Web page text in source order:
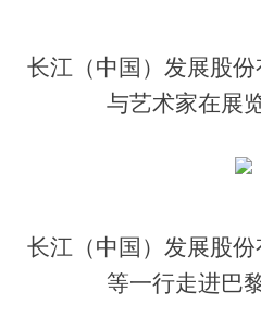
长江（中国）发展股
与艺术家在展
长江（中国）发展股
等一行走进巴